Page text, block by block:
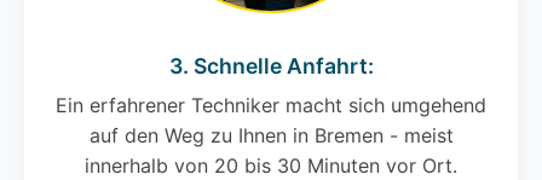
3. Schnelle Anfahrt:
Ein erfahrener Techniker macht sich umgehend
auf den Weg zu Ihnen in Bremen - meist
innerhalb von 20 bis 30 Minuten vor Ort.